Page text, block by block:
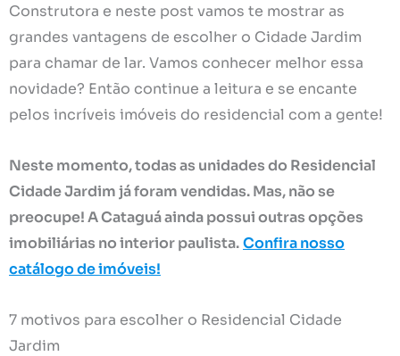
Construtora e neste post vamos te mostrar as
grandes vantagens de escolher o Cidade Jardim
para chamar de lar. Vamos conhecer melhor essa
novidade? Então continue a leitura e se encante
pelos incríveis imóveis do residencial com a gente!
Neste momento, todas as unidades do Residencial
Cidade Jardim já foram vendidas. Mas, não se
preocupe! A Cataguá ainda possui outras opções
imobiliárias no interior paulista.Confira nosso
catálogo de imóveis!
7 motivos para escolher o Residencial Cidade
Jardim